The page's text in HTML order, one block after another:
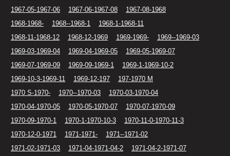
1967-05-1967-06
1967-06-1967-08
1967-08-1968
1968-1968-
1968--1968-1
1968-1-1968-11
1968-11-1968-12
1968-12-1969 1969-1969-
1969--1969-03
1969-03-1969-04
1969-04-1969-05
1969-05-1969-07
1969-07-1969-09
1969-09-1969-1
1969-1-1969-10-2
1969-10-3-1969-11
1969-12-197
197-1970 M
1970 S-1970-
1970--1970-03
1970-03-1970-04
1970-04-1970-05
1970-05-1970-07
1970-07-1970-09
1970-09-1970-1
1970-1-1970-10-3
1970-11-0-1970-11-3
1970-12-0-1971
1971-1971-
1971--1971-02
1971-02-1971-03
1971-04-1971-04-2
1971-04-2-1971-07